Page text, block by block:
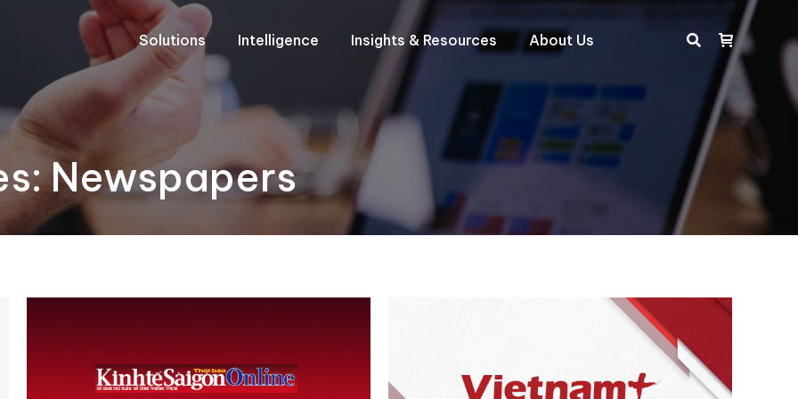
Solutions Intelligence Insights & Resources About Us Search:
Newspapers